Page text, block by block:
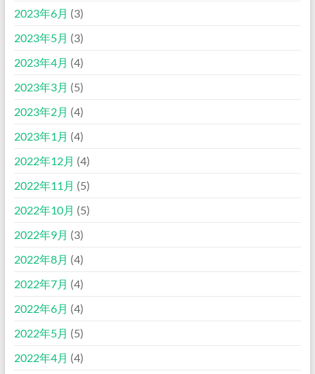
2023年6月 (3)
2023年5月 (3)
2023年4月 (4)
2023年3月 (5)
2023年2月 (4)
2023年1月 (4)
2022年12月 (4)
2022年11月 (5)
2022年10月 (5)
2022年9月 (3)
2022年8月 (4)
2022年7月 (4)
2022年6月 (4)
2022年5月 (5)
2022年4月 (4)